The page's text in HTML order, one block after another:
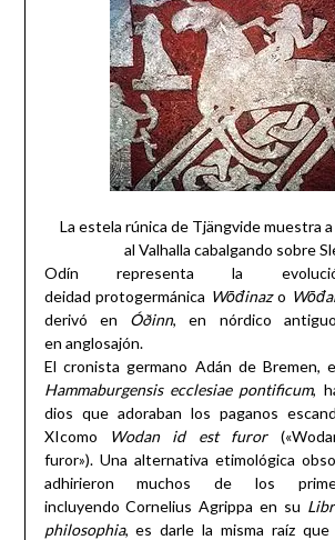
La estela rúnica de Tjängvide muestra
al Valhalla cabalgando sobre
Odín representa la
deidad protogermánica Wōđinazo
derivó en Óðinn, en nórdico
en anglosajón.
El cronista germano Adán de Bremen,
Hammaburgensis ecclesiae pontificum,
dios que adoraban los paganos
XIcomo
Wodan id est furor
furor»). Una alternativa etimológica
adhirieron muchos de los
incluyendo Cornelius Agrippa en su
philosophia, es darle la misma raíz que